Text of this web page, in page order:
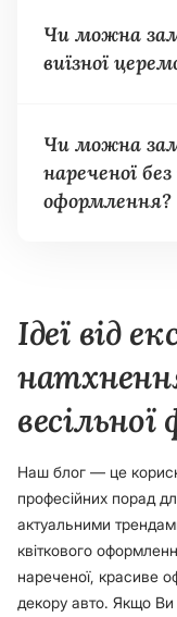
Чи можна
виїзної
Чи можна
нареченої
оформлення?
Ідеї від
Наш блог — це
професійних порад
актуальними
квіткового
нареченої, красиве
декору авто. Якщо